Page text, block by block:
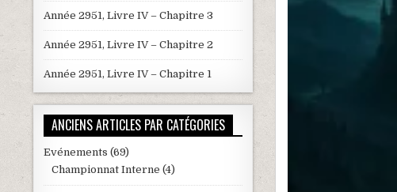
Année 2951, Livre IV – Chapitre 3
Année 2951, Livre IV – Chapitre 2
Année 2951, Livre IV – Chapitre 1
ANCIENS ARTICLES PAR CATÉGORIES
Evénements (69)
Championnat Interne (4)